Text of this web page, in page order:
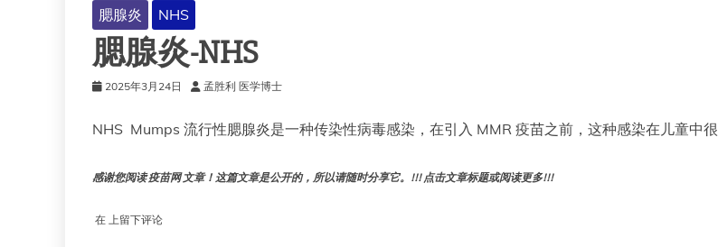
腮腺炎 NHS
腮腺炎-NHS
2025年3月24日 孟胜利 医学博士
NHS Mumps 流行性腮腺炎是一种传染性病毒感染，在引入 MMR 疫苗之前，这种感染在儿童中很
感谢您阅读 疫苗网 文章！这篇文章是公开的，所以请随时分享它。!!! 点击文章标题或阅读更多!!!
在 腮
上留下评论